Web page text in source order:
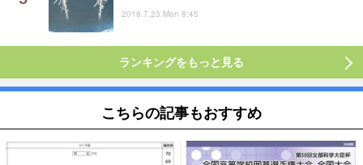
2018.7.23 Mon 8:45
ランキングをもっと見る
こちらの記事もおすすめ